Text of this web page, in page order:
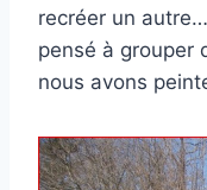
recréer un
pensé à grouper
nous avons